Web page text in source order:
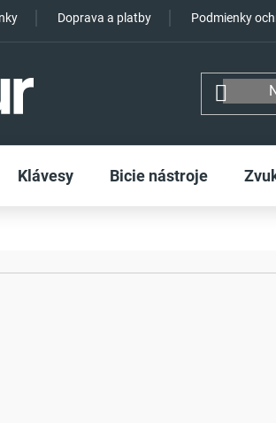
Doprava a platby Podmienky
Klávesy Bicie nástroje